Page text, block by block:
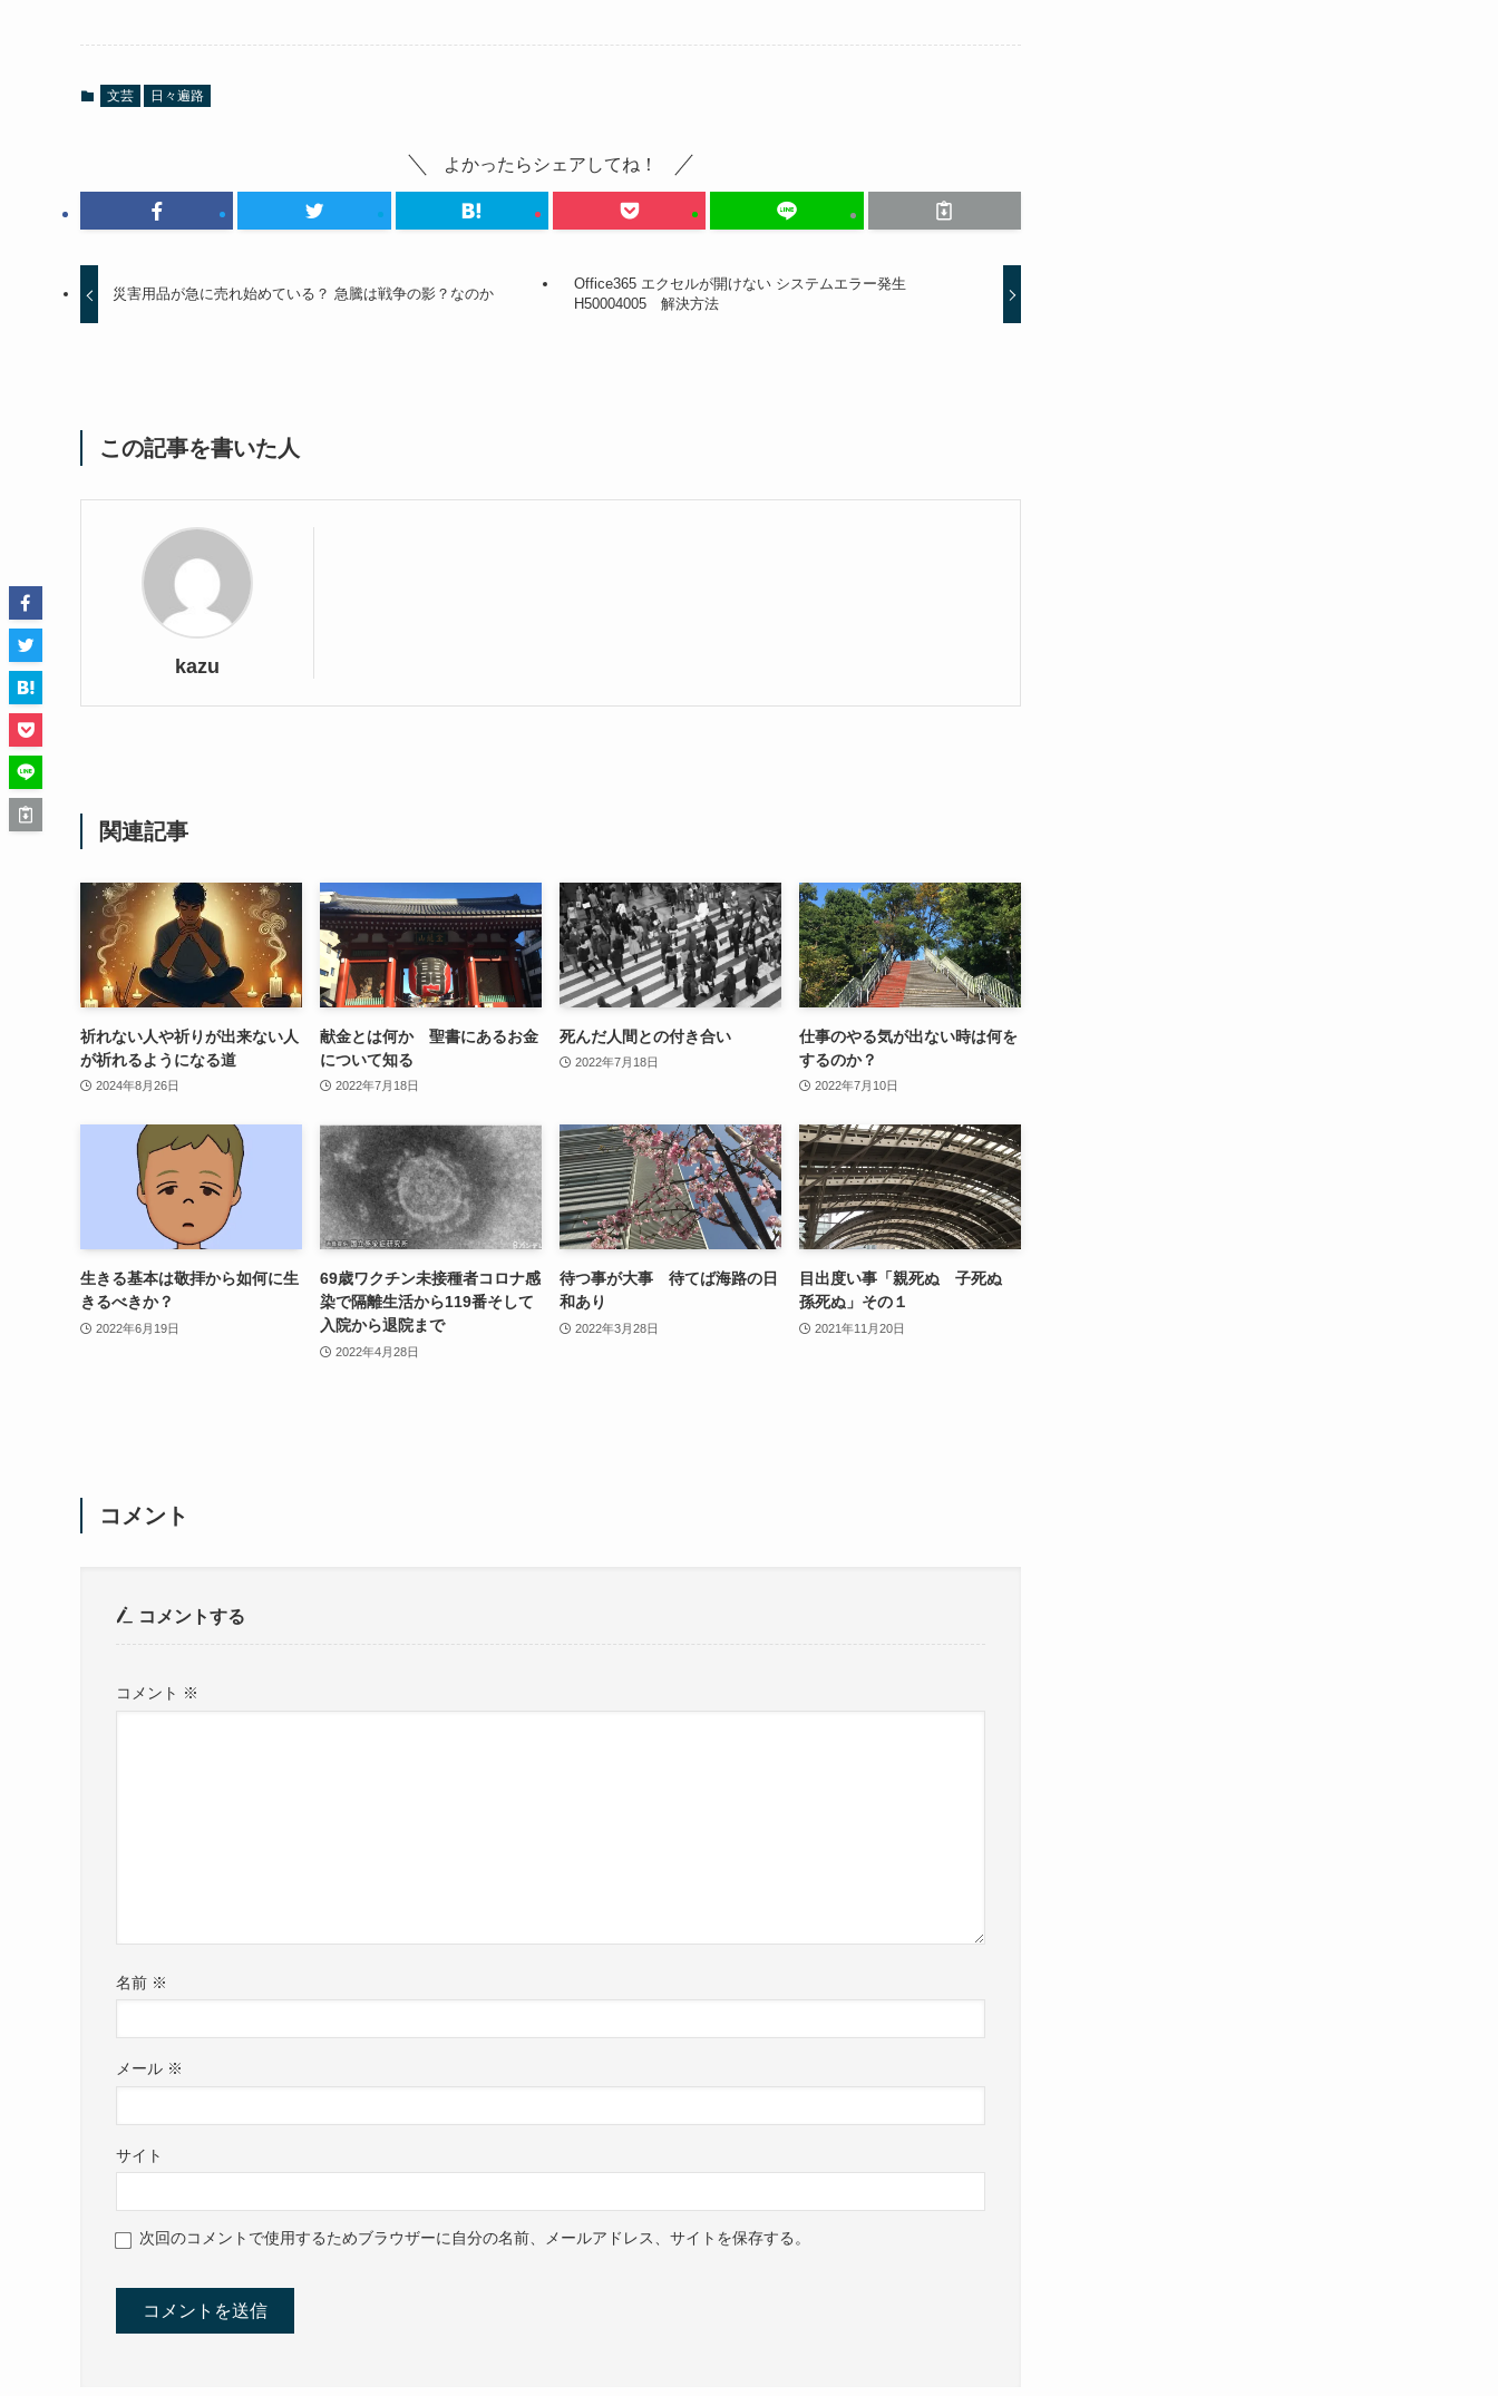
文芸 日々遍路
よかったらシェアしてね！
災害用品が急に売れ始めている？ 急騰は戦争の影？なのか
Office365 エクセルが開けない システムエラー発生
H50004005 解決方法
この記事を書いた人
kazu
関連記事
祈れない人や祈りが出来ない人
が祈れるようになる道
2024年8月26日
献金とは何か 聖書にあるお金
について知る
2022年7月18日
死んだ人間との付き合い
2022年7月18日
仕事のやる気が出ない時は何を
するのか？
2022年7月10日
生きる基本は敬拝から如何に生
きるべきか？
2022年6月19日
69歳ワクチン未接種者コロナ感
染で隔離生活から119番そして
入院から退院まで
2022年4月28日
待つ事が大事 待てば海路の日
和あり
2022年3月28日
目出度い事「親死ぬ 子死ぬ
孫死ぬ」その１
2021年11月20日
コメント
コメントする
コメント ※
名前 ※
メール ※
サイト
次回のコメントで使用するためブラウザーに自分の名前、メールアドレス、サイトを保存する。